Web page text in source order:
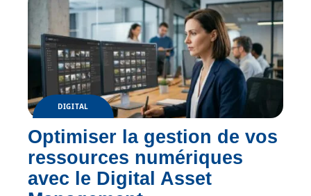
DIGITAL
Optimiser la gestion de vos
ressources numériques
avec le Digital Asset